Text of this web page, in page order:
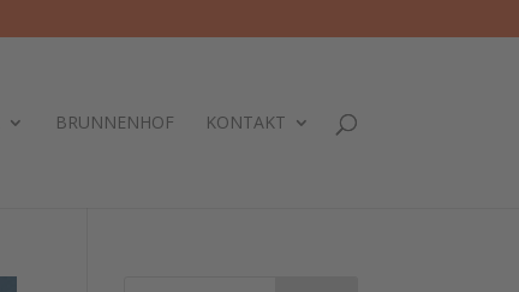
BRUNNENHOF KONTAKT